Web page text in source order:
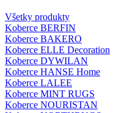
Všetky produkty
Koberce BERFIN
Koberce BAKERO
Koberce ELLE Decoration
Koberce DYWILAN
Koberce HANSE Home
Koberce LALEE
Koberce MINT RUGS
Koberce NOURISTAN